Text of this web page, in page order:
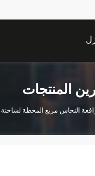
المنتجات
النحاس مربع المحطة